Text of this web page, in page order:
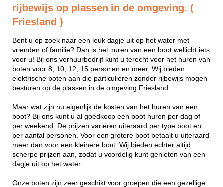
rijbewijs op plassen in de omgeving. (
Friesland )
Bent u op zoek naar een leuk dagje uit op het water met
vrienden of familie? Dan is het huren van een boot wellicht iets
voor u! Bij ons verhuurbedrijf kunt u terecht voor het huren van
boten voor 8, 10, 12, 15 personen en meer. Wij bieden
elektrische boten aan die particulieren zonder rijbewijs mogen
besturen op de plassen in de omgeving Friesland
Maar wat zijn nu eigenlijk de kosten van het huren van een
boot? Bij ons kunt u al goedkoop een boot huren per dag of
per weekend. De prijzen variëren uiteraard per type boot en
per aantal personen. Voor een grotere boot betaalt u uiteraard
meer dan voor een kleinere boot. Wij bieden echter altijd
scherpe prijzen aan, zodat u voordelig kunt genieten van een
dagje uit op het water.
Onze boten zijn zeer geschikt voor groepen die een gezellige